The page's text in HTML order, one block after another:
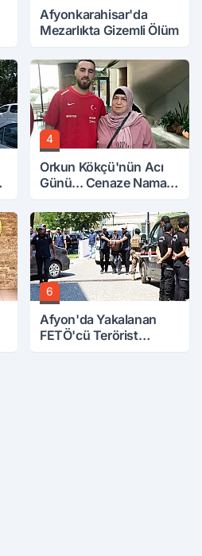
Afyonkarahisar'da
Mezarlıkta Gizemli Ölüm
4
Orkun Kökçü'nün Acı
Günü... Cenaze Namazı
6
Afyon'da Yakalanan
FETÖ'cü Terörist